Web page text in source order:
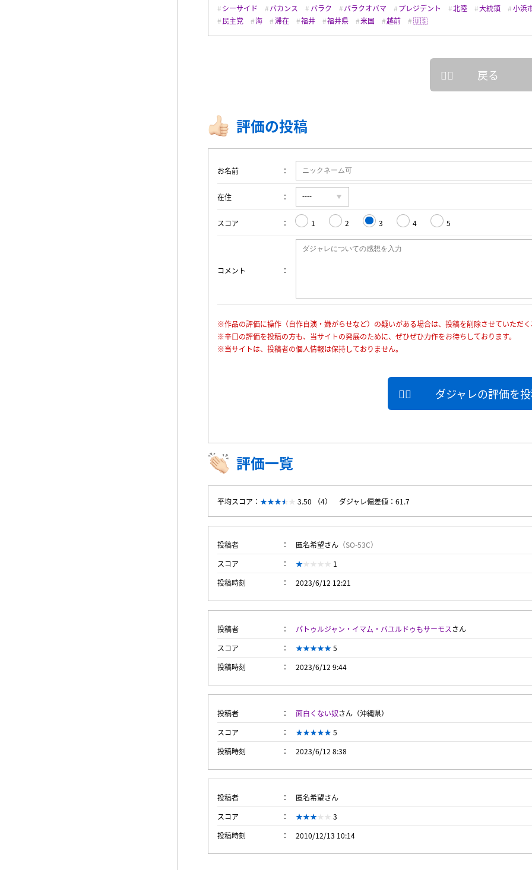
シーサイド
バカンス バラク バラクオバマ プレジデント 北陸 大統領
小浜
民主党
海 滞在 福井 福井県 米国 越前 🇺🇸
戻る
評価の投稿
お名前
在住
スコア 1 2 3 4 5
コメント
※作品の評価に操作（自作自演・嫌がらせなど）の疑いがある場合は、投稿を削除させていただ
※辛口の評価を投稿の方も、当サイトの発展のために、ぜひぜひ力作をお待ちしております。
※当サイトは、投稿者の個人情報は保持しておりません。
ダジャレの評価を
評価一覧
平均スコア： 3.50 （4） ダジャレ偏差値：61.7
投稿者 匿名希望さん （SO-53C）
スコア
1
投稿時刻
2023/6/12 12:21
投稿者 パトゥルジャン・イマム・バユルドゥもサーモス さん
スコア
5
投稿時刻
2023/6/12 9:44
投稿者 面白くない奴さん（沖縄県）
スコア
5
投稿時刻
2023/6/12 8:38
投稿者
匿名希望さん
スコア
3
投稿時刻
2010/12/13 10:14